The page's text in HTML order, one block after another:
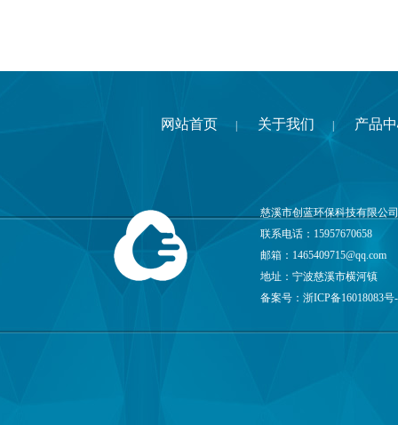
网站首页 关于我们 产品
慈溪市创蓝环保科技有限公
联系电话：15957670658
邮箱： 1465409715@qq.com
地址：宁波慈溪市横河镇
备案号： 浙ICP备16018083号